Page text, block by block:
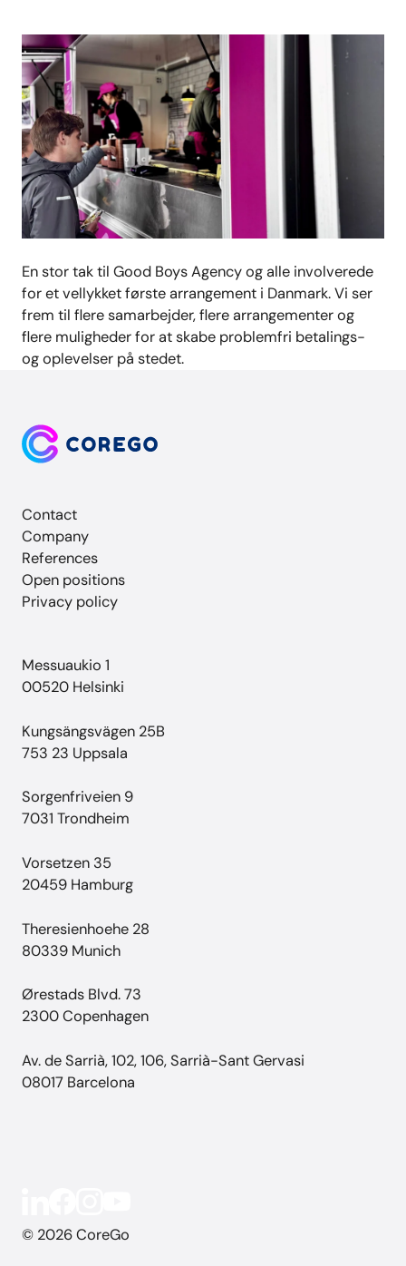
En stor tak til Good Boys Agency og alle involverede
for et vellykket første arrangement i Danmark. Vi ser
frem til flere samarbejder, flere arrangementer og
flere muligheder for at skabe problemfri betalings-
og oplevelser på stedet.
Contact
Company
References
Open positions
Privacy policy
Messuaukio 1
00520 Helsinki
Kungsängsvägen 25B
753 23 Uppsala
Sorgenfriveien 9
7031 Trondheim
Vorsetzen 35
20459 Hamburg
Theresienhoehe 28
80339 Munich
Ørestads Blvd. 73
2300 Copenhagen
Av. de Sarrià, 102, 106, Sarrià-Sant Gervasi
08017 Barcelona
© 2026 CoreGo